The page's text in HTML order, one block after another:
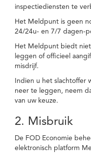
inspectiediensten te
Het Meldpunt is geen
24/24u- en 7/7 dagen-
Het Meldpunt biedt
leggen of officieel
misdrijf.
Indien u het slachtoffer
neer te leggen, neem
van uw keuze.
2. Misbruik
De FOD Economie
elektronisch platform